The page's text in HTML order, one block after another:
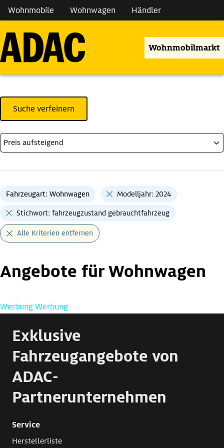
Wohnmobile Wohnwagen Händler
Wohnmobilmarkt
Suche verfeinern
Fahrzeugart: Wohnwagen Modelljahr: 2024
Stichwort: fahrzeugzustand gebrauchtfahrzeug
Alle Kriterien entfernen
Angebote für Wohnwagen
WerbungWerbung
Exklusive
Fahrzeugangebote von
ADAC-
Partnerunternehmen
Service
Herstellerliste